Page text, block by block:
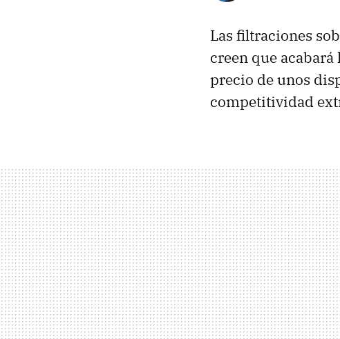
Las filtraciones
creen que
precio de unos
competitividad